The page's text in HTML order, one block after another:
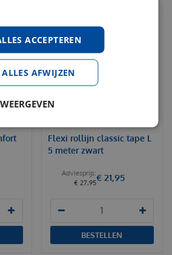
Flexi rollijn classic tape L
5 meter zwart
€ 27,95€ 21,95
BESTELLEN
ACCEPTEREN
ALLES AFWIJZEN